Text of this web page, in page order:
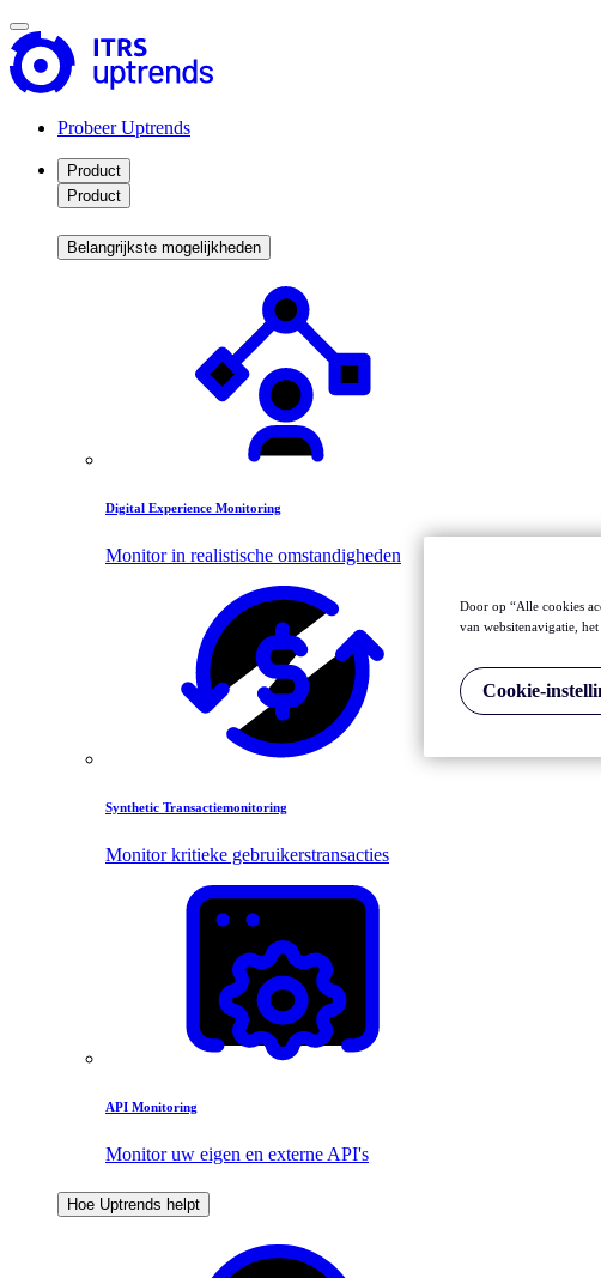
Probeer Uptrends
Product
Product
Belangrijkste mogelijkheden
Digital Experience Monitoring
Monitor in realistische omstandigheden
Synthetic Transactiemonitoring
Monitor kritieke gebruikerstransacties
API Monitoring
Monitor uw eigen en externe API's
Hoe Uptrends helpt
Door op “Alle cookies
van websitenavigatie,
Cookie-